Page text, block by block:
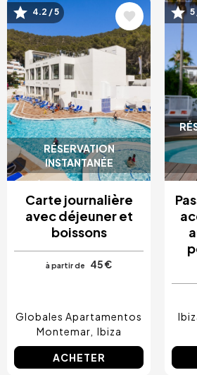
RÉSERVATION
INSTANTANÉE
Image
4.2 / 5
Carte journalière
avec déjeuner et
boissons
à partir de 45 €
Globales Apartamentos
Montemar Ibiza
ACHETER
5